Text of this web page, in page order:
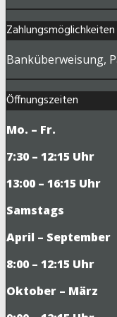
Zahlungsmöglichkeiten
Banküberweisung,
Öffnungszeiten
Mo. – Fr.
7:30 – 12:15 Uhr
13:00 – 16:15 Uhr
Samstags
April – September
8:00 – 12:15 Uhr
Oktober – März